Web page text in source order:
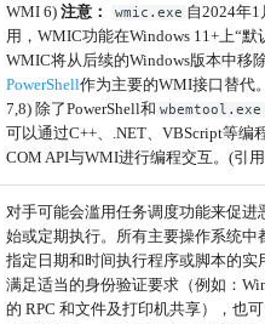
WMI 6) 注意： wmic.exe 自2024年
用，WMIC功能在Windows 11+上“默
WMIC将从后续的Windows版本中移
PowerShell作为主要的WMI接口替代
7,8) 除了PowerShell和 wbemtool.exe
可以通过C++、.NET、VBScript等编
COM API与WMI进行编程交互。(引
对手可能会滥用任务调度功能来促进
始或定期执行。所有主要操作系统中
指定日期和时间执行程序或脚本的实
满足适当的身份验证要求（例如：
的 RPC 和文件及打印机共享），也